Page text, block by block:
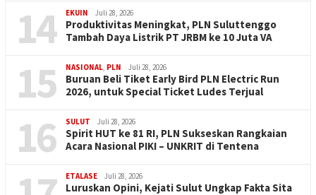
14 EKUIN Juli 28, 2026
Produktivitas Meningkat, PLN Suluttenggo
Tambah Daya Listrik PT JRBM ke 10 Juta VA
15 NASIONAL PLN Juli 28, 2026
Buruan Beli Tiket Early Bird PLN Electric Run
2026, untuk Special Ticket Ludes Terjual
16 SULUT Juli 28, 2026
Spirit HUT ke 81 RI, PLN Sukseskan Rangkaian
Acara Nasional PIKI – UNKRIT di Tentena
ETALASE Juli 28, 2026
Luruskan Opini, Kejati Sulut Ungkap Fakta Sita